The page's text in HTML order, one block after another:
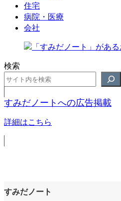
住宅
病院・医療
会社
検索
すみだノートへの広告掲載
詳細はこちら
すみだノート